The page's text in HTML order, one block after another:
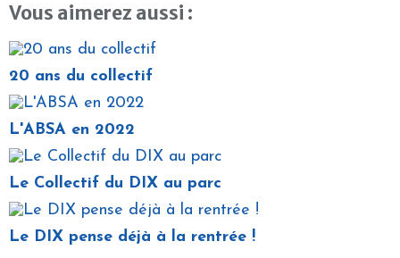
Vous aimerez aussi :
20 ans du collectif
L'ABSA en 2022
Le Collectif du DIX au parc
Le DIX pense déjà à la rentrée !